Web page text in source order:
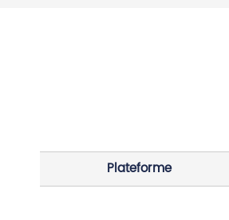
Plateforme